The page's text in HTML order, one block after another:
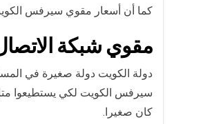
كما أن أسعار مقوي سيرفس
مقوي شبكة
دولة الكويت دولة صغيرة في
سيرفس الكويت لكي يستطيعوا
كان صغيرا.